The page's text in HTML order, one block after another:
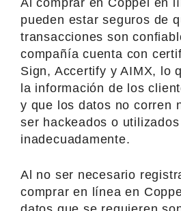
pueden estar seguros de
transacciones son
compañía cuenta con
Sign, Accertify y AIMX, lo
la información de los
y que los datos no corren
ser hackeados o utilizados
inadecuadamente.
Al no ser necesario
comprar en línea en